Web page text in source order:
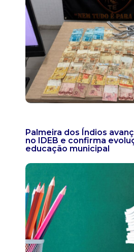
Palmeira dos Índios
no IDEB e confirma
educação municipal